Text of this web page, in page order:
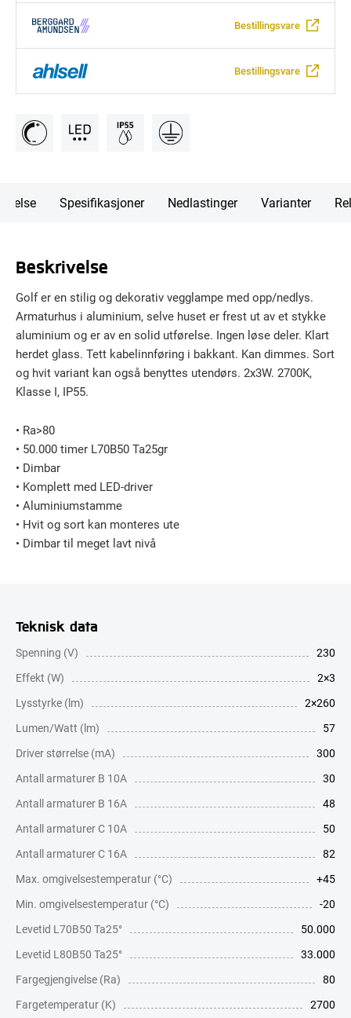
Bestillingsvare
Bestillingsvare
Spesifikasjoner Nedlastinger Varianter
Beskrivelse
Golf er en stilig og dekorativ vegglampe med opp/nedlys.
Armaturhus i aluminium, selve huset er frest ut av et stykke
aluminium og er av en solid utførelse. Ingen løse deler. Klart
herdet glass. Tett kabelinnføring i bakkant. Kan dimmes. Sort
og hvit variant kan også benyttes utendørs. 2x3W. 2700K,
Klasse I, IP55.
• Ra>80
• 50.000 timer L70B50 Ta25gr
• Dimbar
• Komplett med LED-driver
• Aluminiumstamme
• Hvit og sort kan monteres ute
• Dimbar til meget lavt nivå
Teknisk data
Spenning (V)
230
Effekt (W)
2×3
Lysstyrke (lm)
2×260
Lumen/Watt (lm)
57
Driver størrelse (mA)
300
Antall armaturer B 10A
30
Antall armaturer B 16A
48
Antall armaturer C 10A
50
Antall armaturer C 16A
82
Max. omgivelsestemperatur (°C)
+45
Min. omgivelsestemperatur (°C)
-20
Levetid L70B50 Ta25°
50.000
Levetid L80B50 Ta25°
33.000
Fargegjengivelse (Ra)
80
Fargetemperatur (K)
2700